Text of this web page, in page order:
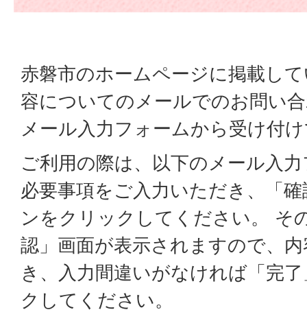
赤磐市のホームページに掲載し
容についてのメールでのお問い
メール入力フォームから受け付
ご利用の際は、以下のメール入
必要事項をご入力いただき、「
ンをクリックしてください。 そ
認」画面が表示されますので、
き、入力間違いがなければ「完
クしてください。